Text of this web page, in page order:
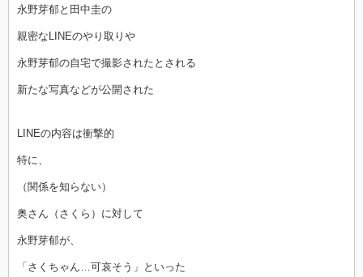
永野芽郁と田中圭の
親密なLINEのやり取りや
永野芽郁の自宅で撮影されたとされる
新たな写真などが公開された
LINEの内容は衝撃的
特に、
（関係を知らない）
奥さん（さくら）に対して
永野芽郁が、
「さくちゃん…可哀そう」といった